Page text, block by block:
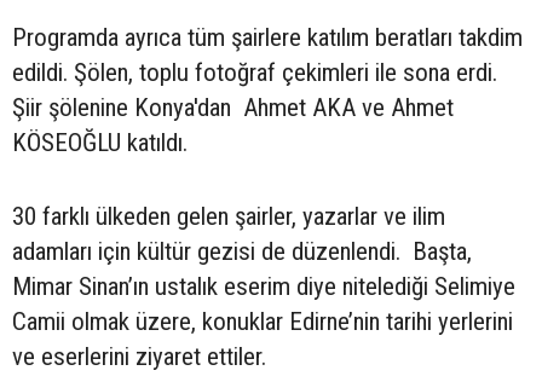
Programda ayrıca tüm şairlere katılım beratları takdim
edildi. Şölen, toplu fotoğraf çekimleri ile sona erdi.
Şiir şölenine Konya'dan Ahmet AKA ve Ahmet
KÖSEOĞLU katıldı.
30 farklı ülkeden gelen şairler, yazarlar ve ilim
adamları için kültür gezisi de düzenlendi. Başta,
Mimar Sinan’ın ustalık eserim diye nitelediği Selimiye
Camii olmak üzere, konuklar Edirne’nin tarihi yerlerini
ve eserlerini ziyaret ettiler.